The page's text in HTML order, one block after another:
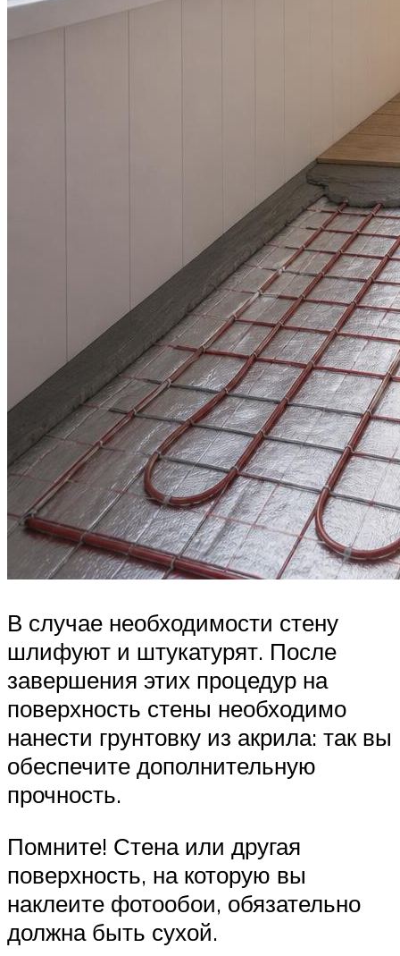
В случае необходимости стену
шлифуют и штукатурят. После
завершения этих процедур на
поверхность стены необходимо
нанести грунтовку из акрила: так вы
обеспечите дополнительную
прочность.
Помните! Стена или другая
поверхность, на которую вы
наклеите фотообои, обязательно
должна быть сухой.